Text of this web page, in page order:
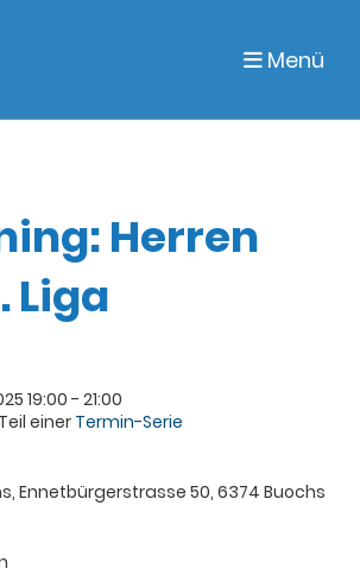
Menü
Herren
Liga
19:00 - 21:00
einer Termin-Serie
Ennetbürgerstrasse 50, 6374 Buochs